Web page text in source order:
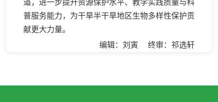
道，进一步提升资源保护水平、教学实践质量与科
普服务能力，为干旱半干旱地区生物多样性保护贡
献更大力量。
编辑：刘寅 终审：祁选轩